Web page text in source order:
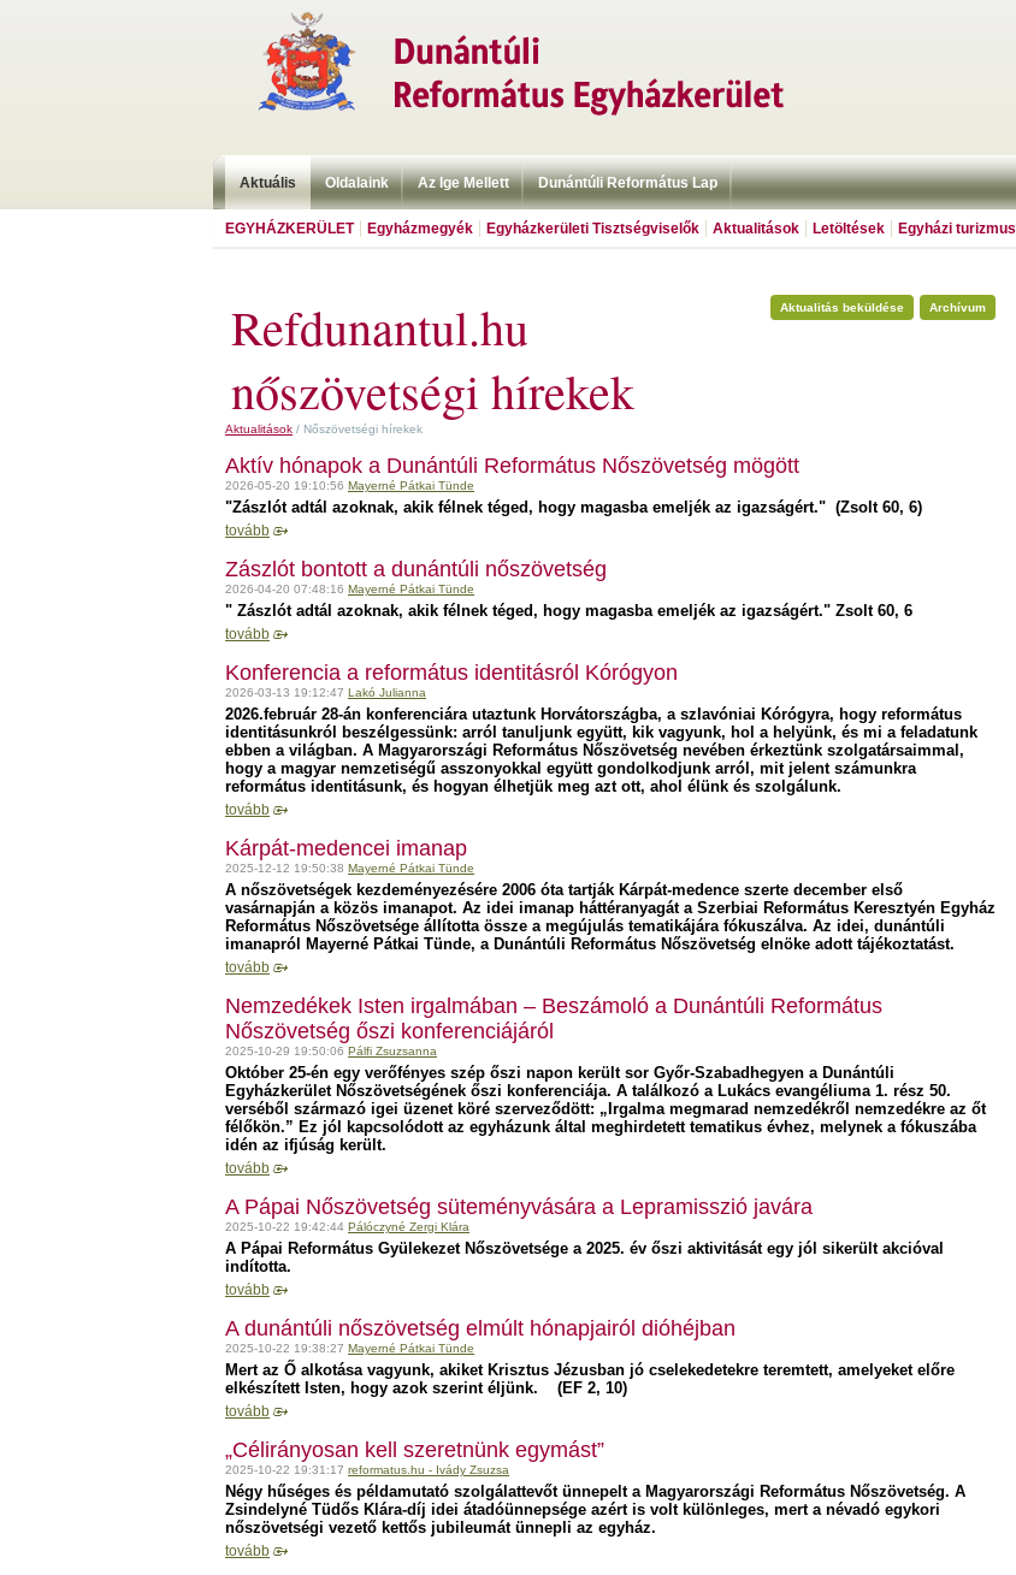
Aktuális Oldalaink Az Ige Mellett Dunántúli Református Lap
EGYHÁZKERÜLET Egyházmegyék Egyházkerületi Tisztségviselők Aktualitások Letöltések Egyházi turizmus
Aktualitás beküldése Archívum
Refdunantul.hu
nőszövetségi hírekek
Aktualitások / Nőszövetségi hírekek
Aktív hónapok a Dunántúli Református Nőszövetség mögött
2026-05-20 19:10:56 Mayerné Pátkai Tünde
"Zászlót adtál azoknak, akik félnek téged, hogy magasba emeljék az igazságért." (Zsolt 60, 6)
tovább
Zászlót bontott a dunántúli nőszövetség
2026-04-20 07:48:16 Mayerné Pátkai Tünde
" Zászlót adtál azoknak, akik félnek téged, hogy magasba emeljék az igazságért." Zsolt 60, 6
tovább
Konferencia a református identitásról Kórógyon
2026-03-13 19:12:47 Lakó Julianna
2026.február 28-án konferenciára utaztunk Horvátországba, a szlavóniai Kórógyra, hogy református
identitásunkról beszélgessünk: arról tanuljunk együtt, kik vagyunk, hol a helyünk, és mi a feladatunk
ebben a világban. A Magyarországi Református Nőszövetség nevében érkeztünk szolgatársaimmal,
hogy a magyar nemzetiségű asszonyokkal együtt gondolkodjunk arról, mit jelent számunkra
református identitásunk, és hogyan élhetjük meg azt ott, ahol élünk és szolgálunk.
tovább
Kárpát-medencei imanap
2025-12-12 19:50:38 Mayerné Pátkai Tünde
A nőszövetségek kezdeményezésére 2006 óta tartják Kárpát-medence szerte december első
vasárnapján a közös imanapot. Az idei imanap háttéranyagát a Szerbiai Református Keresztyén Egyház
Református Nőszövetsége állította össze a megújulás tematikájára fókuszálva. Az idei, dunántúli
imanapról Mayerné Pátkai Tünde, a Dunántúli Református Nőszövetség elnöke adott tájékoztatást.
tovább
Nemzedékek Isten irgalmában – Beszámoló a Dunántúli Református
Nőszövetség őszi konferenciájáról
2025-10-29 19:50:06 Pálfi Zsuzsanna
Október 25-én egy verőfényes szép őszi napon került sor Győr-Szabadhegyen a Dunántúli
Egyházkerület Nőszövetségének őszi konferenciája. A találkozó a Lukács evangéliuma 1. rész 50.
verséből származó igei üzenet köré szerveződött: „Irgalma megmarad nemzedékről nemzedékre az őt
félőkön.” Ez jól kapcsolódott az egyházunk által meghirdetett tematikus évhez, melynek a fókuszába
idén az ifjúság került.
tovább
A Pápai Nőszövetség süteményvására a Lepramisszió javára
2025-10-22 19:42:44 Pálóczyné Zergi Klára
A Pápai Református Gyülekezet Nőszövetsége a 2025. év őszi aktivitását egy jól sikerült akcióval
indította.
tovább
A dunántúli nőszövetség elmúlt hónapjairól dióhéjban
2025-10-22 19:38:27 Mayerné Pátkai Tünde
Mert az Ő alkotása vagyunk, akiket Krisztus Jézusban jó cselekedetekre teremtett, amelyeket előre
elkészített Isten, hogy azok szerint éljünk. (EF 2, 10)
tovább
„Célirányosan kell szeretnünk egymást”
2025-10-22 19:31:17 reformatus.hu - Ivády Zsuzsa
Négy hűséges és példamutató szolgálattevőt ünnepelt a Magyarországi Református Nőszövetség. A
Zsindelyné Tüdős Klára-díj idei átadóünnepsége azért is volt különleges, mert a névadó egykori
nőszövetségi vezető kettős jubileumát ünnepli az egyház.
tovább